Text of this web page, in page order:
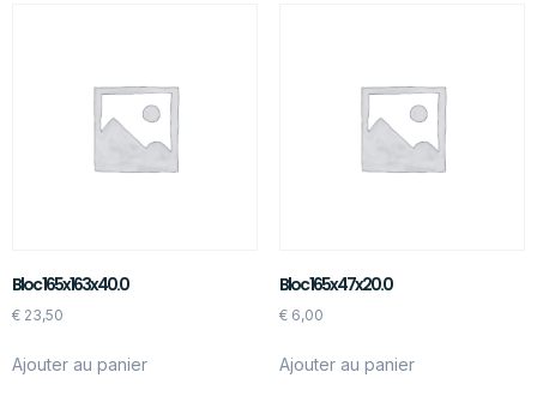
Bloc 165x163x40.0
€ 23,50
Ajouter au panier
Bloc 165x47x20.0
€6,00
Ajouter au panier